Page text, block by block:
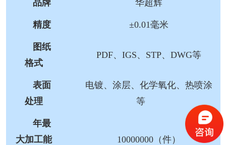
品牌 华超辉
精度 ±0.01毫米
图纸
格式
PDF、IGS、STP、DWG等
表面
处理
电镀、涂层、化学氧化、热喷涂
等
年最
大加工能
10000000（件）